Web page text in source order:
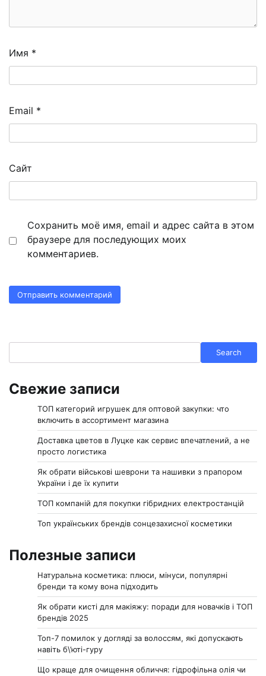
Имя *
Email *
Сайт
Сохранить моё имя, email и адрес сайта в этом
браузере для последующих моих
комментариев.
Search
Свежие записи
ТОП категорий игрушек для оптовой закупки: что
включить в ассортимент магазина
Доставка цветов в Луцке как сервис впечатлений, а не
просто логистика
Як обрати військові шеврони та нашивки з прапором
України і де їх купити
ТОП компаній для покупки гібридних електростанцій
Топ українських брендів сонцезахисної косметики
Полезные записи
Натуральна косметика: плюси, мінуси, популярні
бренди та кому вона підходить
Як обрати кисті для макіяжу: поради для новачків і ТОП
брендів 2025
Топ-7 помилок у догляді за волоссям, які допускають
навіть б\’юті-гуру
Що краще для очищення обличчя: гідрофільна олія чи